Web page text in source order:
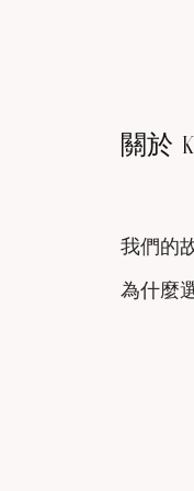
關於
我們的
為什麼